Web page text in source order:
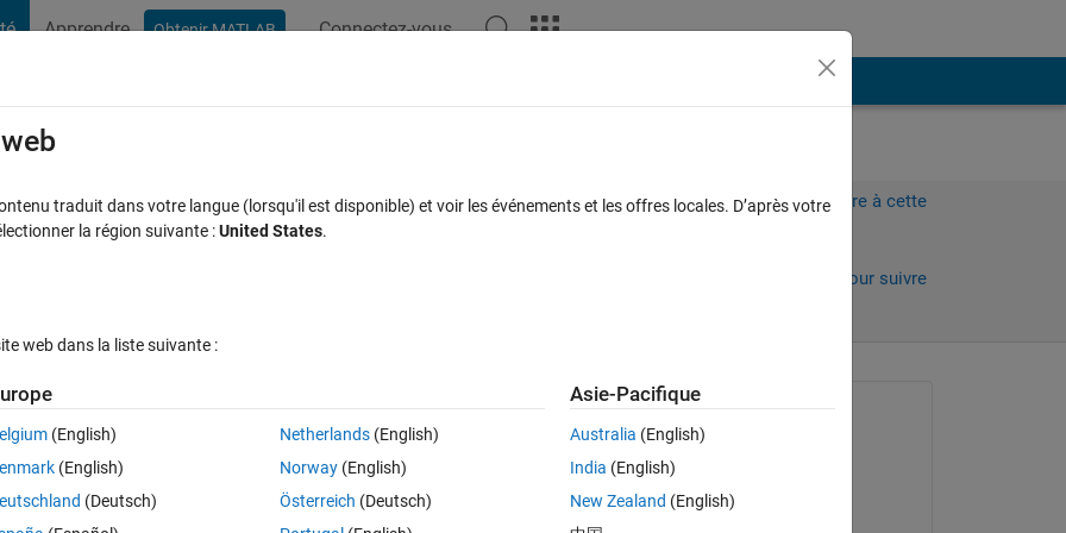
Apprendre Obtenir MATLAB Connectez-vous
notation
Connectez-vous pour répondre à cette
Connectez-vous pour suivre
notation, with all exponents being a multiple of 3?
for values printed to the Command Window, but I cannot find anything
Peter
le 19 Nov 2019
traduit dans votre langue (lorsqu'il est disponible) et voir les événements et les offres locales. D’après votre
la région suivante :United States.
web dans la liste suivante :
(English)
(English)
(Deutsch)
Netherlands(English)
Norway(English)
Österreich (Deutsch)
Asie-Pacifique
Australia (English)
India (English)
New Zealand (English)